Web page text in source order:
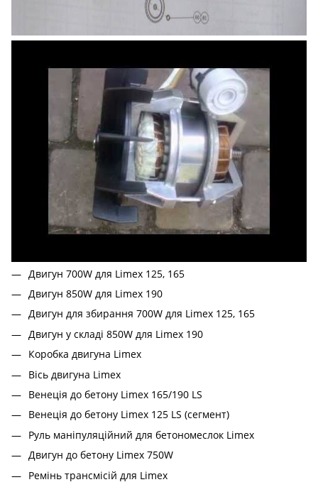
Двигун 700W для Limex 125, 165
Двигун 850W для Limex 190
Двигун для збирання 700W для Limex 125, 165
Двигун у складі 850W для Limex 190
Коробка двигуна Limex
Вісь двигуна Limex
Венеція до бетону Limex 165/190 LS
Венеція до бетону Limex 125 LS (сегмент)
Руль маніпуляційний для бетономеслок Limex
Двигун до бетону Limex 750W
Ремінь трансмісій для Limex